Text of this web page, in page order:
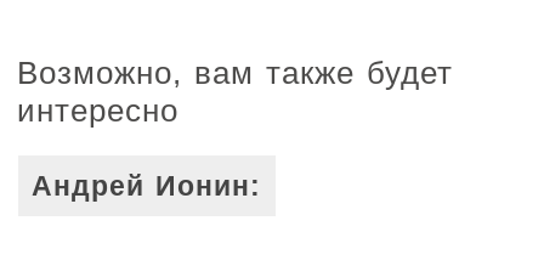
Возможно, вам также будет
интересно
Андрей Ионин: